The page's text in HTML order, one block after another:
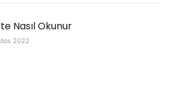
Nasıl Okunur
2022